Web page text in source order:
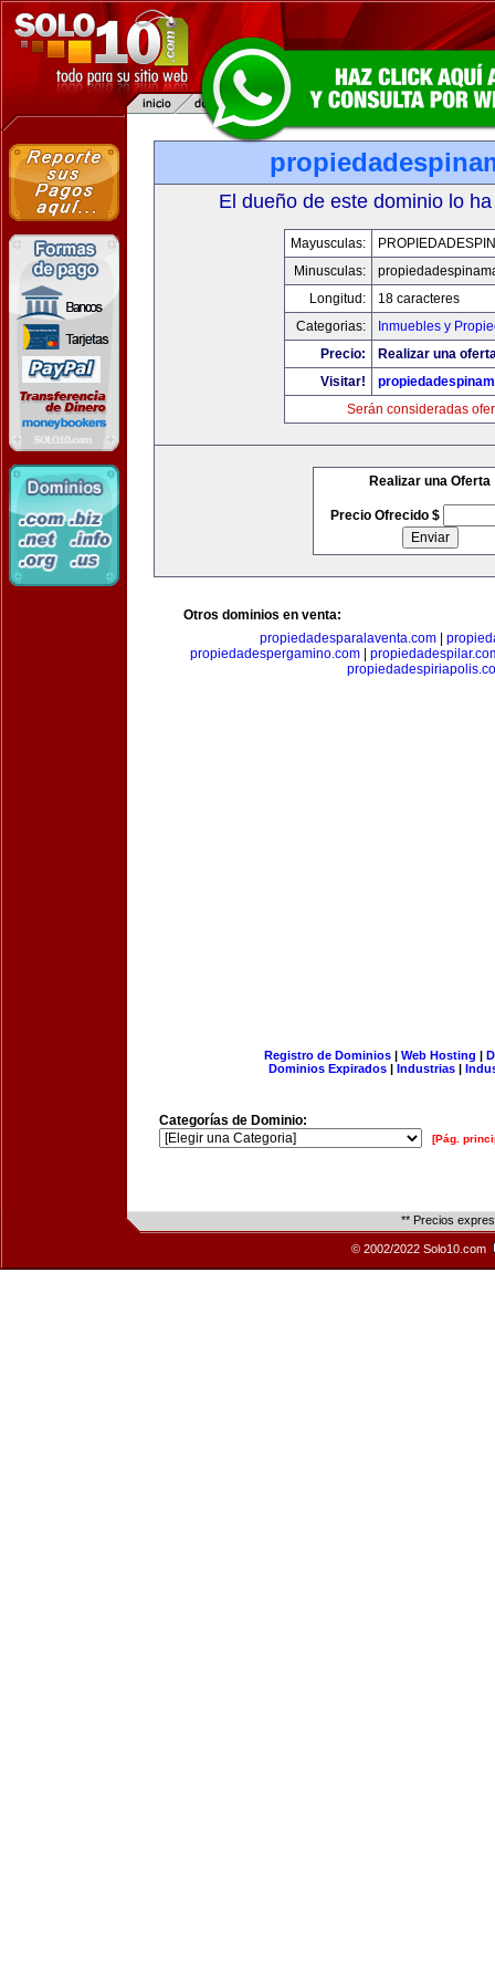
El dueño de este dominio lo
Mayusculas:
Minusculas:
Longitud:
18 caracteres
Categorias:
Inmuebles y
Precio:
Realizar una
Visitar!
Serán consideradas
Realizar una Oferta
Precio Ofrecido $
Otros dominios en venta:
propiedadesparalaventa.com|
propiedadespergamino.com|
Registro de Dominios| Web Hosting |
Dominios Expirados | Industrias |
Categorías de Dominio:
[Pág.
** Precios
© 2002/2022 Solo10.com